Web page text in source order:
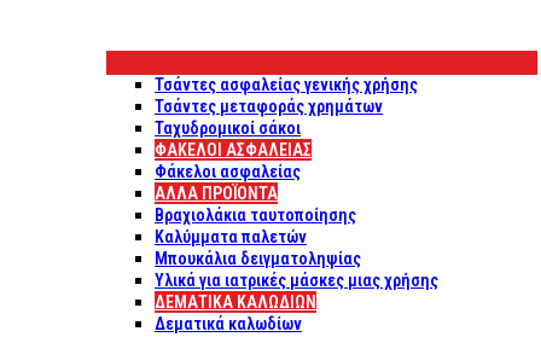
Τσάντες ασφαλείας γενικής χρήσης
Τσάντες μεταφοράς χρημάτων
Ταχυδρομικοί σάκοι
ΦΑΚΕΛΟΙ ΑΣΦΑΛΕΙΑΣ
Φάκελοι ασφαλείας
ΑΛΛΑ ΠΡΟΪΟΝΤΑ
Βραχιολάκια ταυτοποίησης
Καλύμματα παλετών
Μπουκάλια δειγματοληψίας
Υλικά για ιατρικές μάσκες μιας χρήσης
ΔΕΜΑΤΙΚΆ ΚΑΛΩΔΊΩΝ
Δεματικά καλωδίων